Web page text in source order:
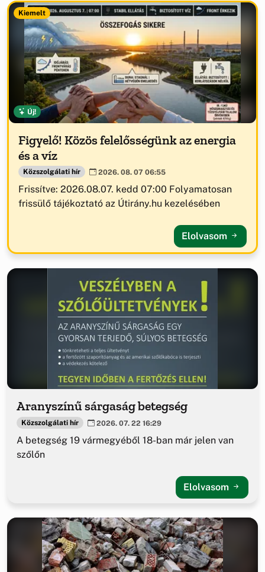
Kiemelt
Új!
Figyelő! Közös felelősségünk az energia
és a víz
Közszolgálati hír 2026. 08. 07 06:55
Frissítve: 2026.08.07. kedd 07:00 Folyamatosan
frissülő tájékoztató az Útirány.hu kezelésében
Elolvasom
Aranyszínű sárgaság betegség
Közszolgálati hír 2026. 07. 22 16:29
A betegség 19 vármegyéből 18-ban már jelen van
szőlőn
Elolvasom